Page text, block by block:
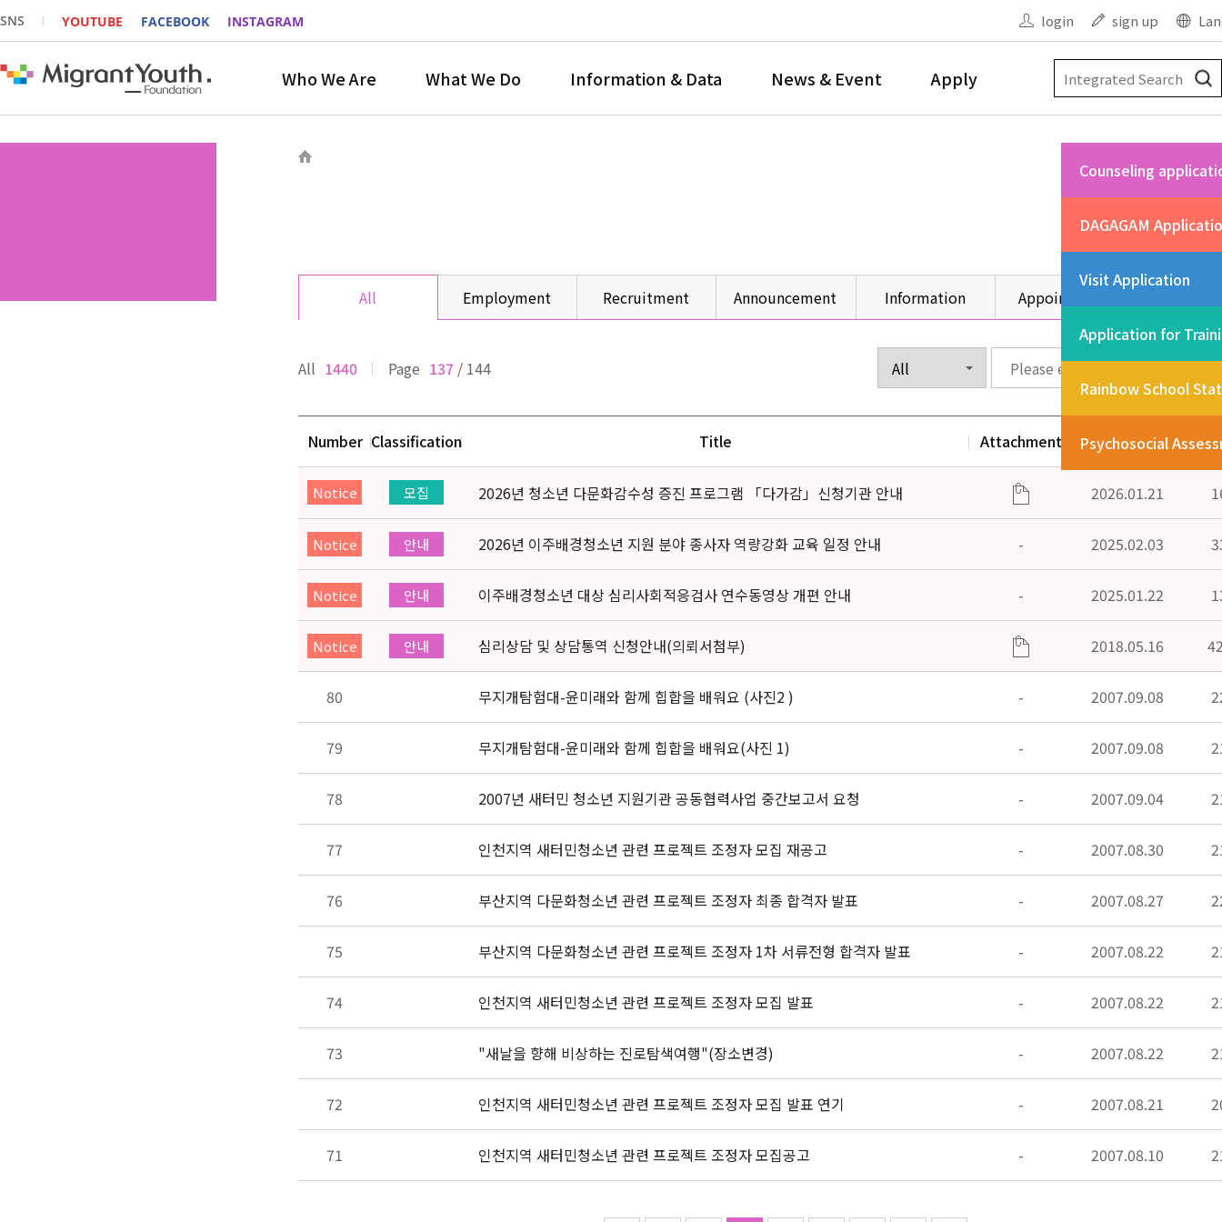
SNS YOUTUBE FACEBOOK INSTAGRAM login sign up
Who We Are What We Do Information & Data News & Event Apply
Counseling
DAGAGAM
Visit Application
Application for
Rainbow School
Psychosocial
All Employment Recruitment Announcement Information Appointment
All 1440 Page 137 / 144
Number Classification Title Attachment Date
Notice 모집 2026년 청소년 다문화감수성 증진 프로그램 「다가감」신청기관 안내 2026.01.21
Notice 안내 2026년 이주배경청소년 지원 분야 종사자 역량강화 교육 일정 안내 - 2025.02.03
Notice 안내 이주배경청소년 대상 심리사회적응검사 연수동영상 개편 안내 - 2025.01.22
Notice 안내 심리상담 및 상담통역 신청안내(의뢰서첨부) 2018.05.16
80 무지개탐험대-윤미래와 함께 힙합을 배워요 (사진2 ) - 2007.09.08
79 무지개탐험대-윤미래와 함께 힙합을 배워요(사진 1) - 2007.09.08
78 2007년 새터민 청소년 지원기관 공동협력사업 중간보고서 요청 - 2007.09.04
77 인천지역 새터민청소년 관련 프로젝트 조정자 모집 재공고 - 2007.08.30
76 부산지역 다문화청소년 관련 프로젝트 조정자 최종 합격자 발표 - 2007.08.27
75 부산지역 다문화청소년 관련 프로젝트 조정자 1차 서류전형 합격자 발표 - 2007.08.22
74 인천지역 새터민청소년 관련 프로젝트 조정자 모집 발표 - 2007.08.22
73 "새날을 향해 비상하는 진로탐색여행"(장소변경) - 2007.08.22
72 인천지역 새터민청소년 관련 프로젝트 조정자 모집 발표 연기 - 2007.08.21
71 인천지역 새터민청소년 관련 프로젝트 조정자 모집공고 - 2007.08.10